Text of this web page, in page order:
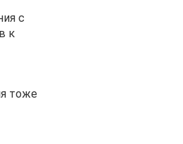
с
к
тоже